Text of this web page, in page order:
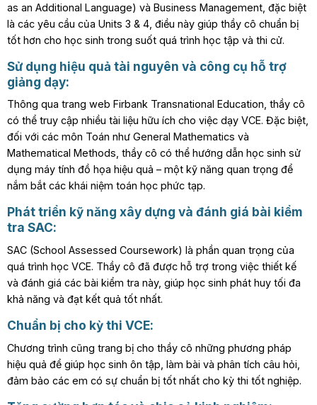
as an Additional Language) và Business Management, đặc biệt
là các yêu cầu của Units 3 & 4, điều này giúp thầy cô chuẩn bị
tốt hơn cho học sinh trong suốt quá trình học tập và thi cử.
Sử dụng hiệu quả tài nguyên và công cụ hỗ trợ
giảng dạy:
Thông qua trang web Firbank Transnational Education, thầy cô
có thể truy cập nhiều tài liệu hữu ích cho việc dạy VCE. Đặc biệt,
đối với các môn Toán như General Mathematics và
Mathematical Methods, thầy cô có thể hướng dẫn học sinh sử
dụng máy tính đồ họa hiệu quả – một kỹ năng quan trọng để
nắm bắt các khái niệm toán học phức tạp.
Phát triển kỹ năng xây dựng và đánh giá bài kiểm
tra SAC:
SAC (School Assessed Coursework) là phần quan trọng của
quá trình học VCE. Thầy cô đã được hỗ trợ trong việc thiết kế
và đánh giá các bài kiểm tra này, giúp học sinh phát huy tối đa
khả năng và đạt kết quả tốt nhất.
Chuẩn bị cho kỳ thi VCE:
Chương trình cũng trang bị cho thầy cô những phương pháp
hiệu quả để giúp học sinh ôn tập, làm bài và phân tích câu hỏi,
đảm bảo các em có sự chuẩn bị tốt nhất cho kỳ thi tốt nghiệp.